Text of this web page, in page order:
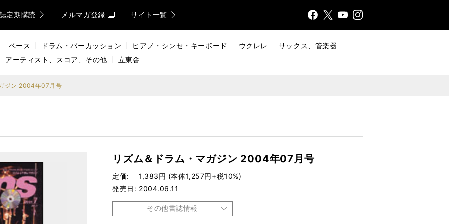
定期購読 メルマガ登録 サイト一覧
FaceX
YouTInsta
ベース ドラム・パーカッション ピアノ・シンセ・キーボード ウクレレ
サックス、管楽器
アーティスト、スコア、その他
立東舎
ジン 2004年07月号
リズム＆ドラム・マガジン 2004年07月号
定価
1,383円 (本体1,257円+税10%)
発売日
2004.06.11
その他書誌情報